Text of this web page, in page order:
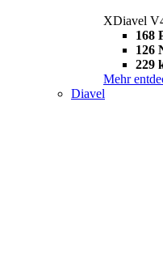
XDiavel
168
126
229
Mehr
Diavel